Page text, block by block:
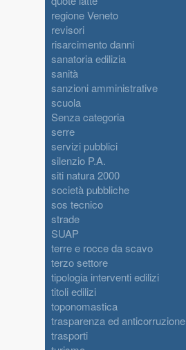
regione Veneto
revisori
risarcimento danni
sanatoria edilizia
sanità
sanzioni amministrative
scuola
Senza categoria
serre
servizi pubblici
silenzio P.A.
siti natura 2000
società pubbliche
sos tecnico
strade
SUAP
terre e rocce da scavo
terzo settore
tipologia interventi edilizi
titoli edilizi
toponomastica
trasparenza ed anticorruzione
trasporti